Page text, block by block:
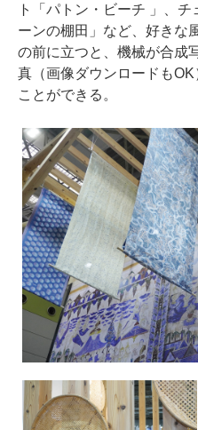
ト「パトン・ビーチ 」、
ーンの棚田」など、好きな
の前に立つと、機械が合成
真（画像ダウンロードも
ことができる。